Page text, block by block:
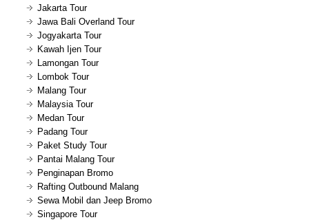
Jakarta Tour
Jawa Bali Overland Tour
Jogyakarta Tour
Kawah Ijen Tour
Lamongan Tour
Lombok Tour
Malang Tour
Malaysia Tour
Medan Tour
Padang Tour
Paket Study Tour
Pantai Malang Tour
Penginapan Bromo
Rafting Outbound Malang
Sewa Mobil dan Jeep Bromo
Singapore Tour